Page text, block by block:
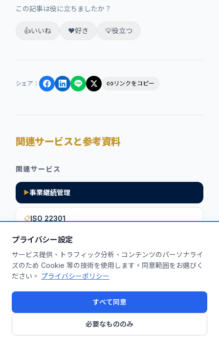
プライバシー設定
サービス提供、トラフィック分析、コンテンツのパーソナライ
ズのため Cookie 等の技術を使用します。同意範囲をお選びく
ださい。 プライバシーポリシー
すべて同意
必要なもののみ
この記事は役に立ちましたか？
👍いいね ❤️好き 💡役立つ
シェア ： リンクをコピー
関連サービスと参考資料
関連サービス
▶事業継続管理
📋ISO 22301
このインサイトを貴社に活用しません
か？
無料診断を申し込む